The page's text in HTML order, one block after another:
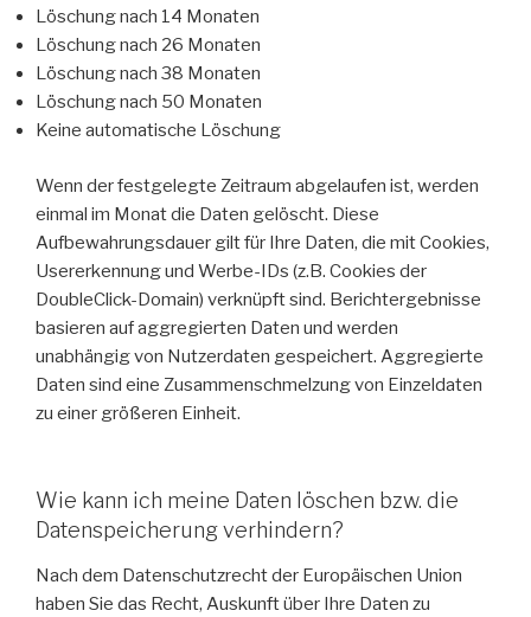
Löschung nach 14 Monaten
Löschung nach 26 Monaten
Löschung nach 38 Monaten
Löschung nach 50 Monaten
Keine automatische Löschung
Wenn der festgelegte Zeitraum abgelaufen ist, werden
einmal im Monat die Daten gelöscht. Diese
Aufbewahrungsdauer gilt für Ihre Daten, die mit Cookies,
Usererkennung und Werbe-IDs (z.B. Cookies der
DoubleClick-Domain) verknüpft sind. Berichtergebnisse
basieren auf aggregierten Daten und werden
unabhängig von Nutzerdaten gespeichert. Aggregierte
Daten sind eine Zusammenschmelzung von Einzeldaten
zu einer größeren Einheit.
Wie kann ich meine Daten löschen bzw. die
Datenspeicherung verhindern?
Nach dem Datenschutzrecht der Europäischen Union
haben Sie das Recht, Auskunft über Ihre Daten zu